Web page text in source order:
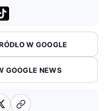
W GOOGLE
GOOGLE NEWS